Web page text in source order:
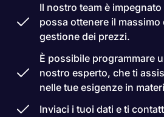
Il nostro team è
possa ottenere il
gestione dei prezzi.
È possibile programmare
nostro esperto, che ti
nelle tue esigenze in
Inviaci i tuoi dati e ti